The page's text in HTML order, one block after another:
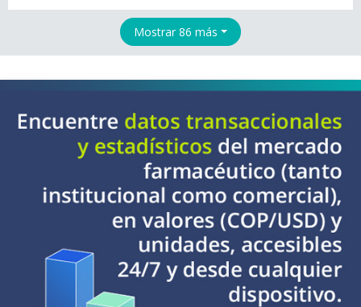
Mostrar 86 más